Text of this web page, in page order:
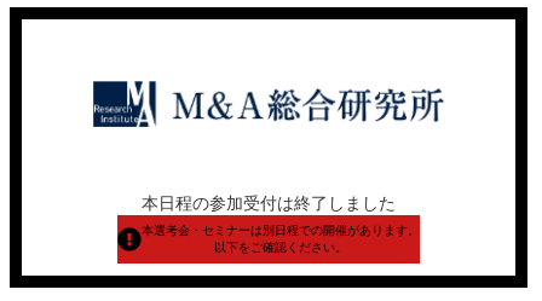
本日程の参加受付は終了しました
本選考会・セミナーは別日程での開催があります。
以下をご確認ください。